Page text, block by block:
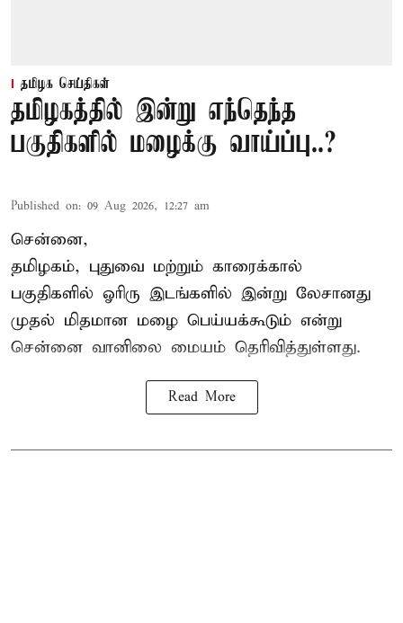
தமிழக செய்திகள்
தமிழகத்தில் இன்று எந்தெந்த
பகுதிகளில் மழைக்கு வாய்ப்பு..?
Published on: 09 Aug 2026, 12:27 am
சென்னை,
தமிழகம், புதுவை மற்றும் காரைக்கால்
பகுதிகளில் ஓரிரு இடங்களில் இன்று லேசானது
முதல் மிதமான மழை பெய்யக்கூடும் என்று
சென்னை வானிலை மையம் தெரிவித்துள்ளது.
Read More